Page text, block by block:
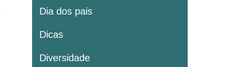
Dia dos pais
Dicas
Diversidade